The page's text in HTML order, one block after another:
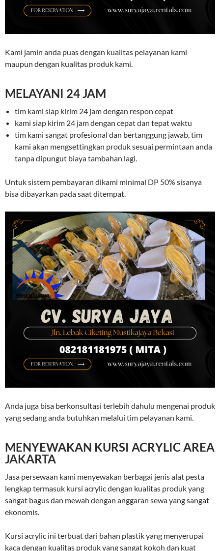
Kami jamin anda puas dengan kualitas pelayanan kami
maupun dengan kualitas produk kami.
MELAYANI 24 JAM
tim kami siap kirim 24 jam dengan respon cepat
kami siap kirim 24 jam dengan cepat dan tepat waktu
tim kami sangat profesional dan bertanggung jawab, tim
kami akan mengsettingkan produk sesuai permintaan anda
tanpa dipungut biaya tambahan lagi.
Untuk sistem pembayaran dikami minimal DP 50% sisanya
bisa dibayarkan pada saat ditempat.
Anda juga bisa berkonsultasi terlebih dahulu mengenai produk
yang sedang anda butuhkan melalui tim pelayanan kami.
MENYEWAKAN KURSI ACRYLIC AREA
JAKARTA
Jasa persewaan kami menyewakan berbagai jenis alat pesta
lengkap termasuk kursi acrylic dengan kualitas produk yang
sangat bagus dan mewah dengan anggaran sewa yang sangat
ekonomis.
Kursi acrylic ini terbuat dari bahan plastik yang menyerupai
kaca dengan kualitas produk yang sangat kokoh dan kuat